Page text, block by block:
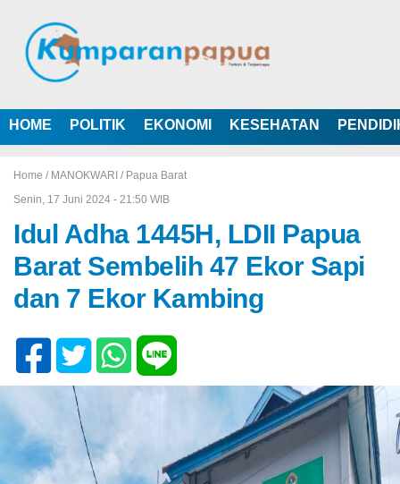
HOME POLITIK EKONOMI KESEHATAN
Home / MANOKWARI / Papua Barat
Senin, 17 Juni 2024 - 21:50 WIB
Idul Adha 1445H, LDII Papua
Barat Sembelih 47 Ekor Sapi
dan 7 Ekor Kambing